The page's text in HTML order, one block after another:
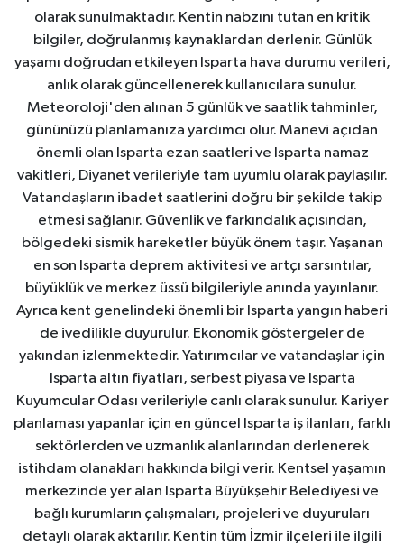
olarak sunulmaktadır. Kentin nabzını tutan en kritik
bilgiler, doğrulanmış kaynaklardan derlenir. Günlük
yaşamı doğrudan etkileyen Isparta hava durumu verileri,
anlık olarak güncellenerek kullanıcılara sunulur.
Meteoroloji'den alınan 5 günlük ve saatlik tahminler,
gününüzü planlamanıza yardımcı olur. Manevi açıdan
önemli olan Isparta ezan saatleri ve Isparta namaz
vakitleri, Diyanet verileriyle tam uyumlu olarak paylaşılır.
Vatandaşların ibadet saatlerini doğru bir şekilde takip
etmesi sağlanır. Güvenlik ve farkındalık açısından,
bölgedeki sismik hareketler büyük önem taşır. Yaşanan
en son Isparta deprem aktivitesi ve artçı sarsıntılar,
büyüklük ve merkez üssü bilgileriyle anında yayınlanır.
Ayrıca kent genelindeki önemli bir Isparta yangın haberi
de ivedilikle duyurulur. Ekonomik göstergeler de
yakından izlenmektedir. Yatırımcılar ve vatandaşlar için
Isparta altın fiyatları, serbest piyasa ve Isparta
Kuyumcular Odası verileriyle canlı olarak sunulur. Kariyer
planlaması yapanlar için en güncel Isparta iş ilanları, farklı
sektörlerden ve uzmanlık alanlarından derlenerek
istihdam olanakları hakkında bilgi verir. Kentsel yaşamın
merkezinde yer alan Isparta Büyükşehir Belediyesi ve
bağlı kurumların çalışmaları, projeleri ve duyuruları
detaylı olarak aktarılır. Kentin tüm İzmir ilçeleri ile ilgili